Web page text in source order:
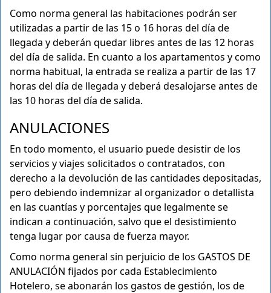
Como norma general las habitaciones podrán ser
utilizadas a partir de las 15 o 16 horas del día de
llegada y deberán quedar libres antes de las 12 horas
del día de salida. En cuanto a los apartamentos y como
norma habitual, la entrada se realiza a partir de las 17
horas del día de llegada y deberá desalojarse antes de
las 10 horas del día de salida.
ANULACIONES
En todo momento, el usuario puede desistir de los
servicios y viajes solicitados o contratados, con
derecho a la devolución de las cantidades depositadas,
pero debiendo indemnizar al organizador o detallista
en las cuantías y porcentajes que legalmente se
indican a continuación, salvo que el desistimiento
tenga lugar por causa de fuerza mayor.
Como norma general sin perjuicio de los GASTOS DE
ANULACIÓN fijados por cada Establecimiento
Hotelero, se abonarán los gastos de gestión, los de